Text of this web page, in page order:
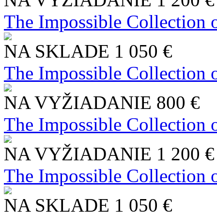
The Impossible Collection
NA SKLADE 1 050 €
The Impossible Collection
NA VYŽIADANIE 800 €
The Impossible Collection
NA VYŽIADANIE 1 200 €
The Impossible Collection
NA SKLADE 1 050 €